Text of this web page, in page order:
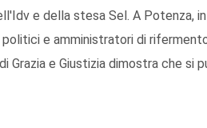
e della stesa Sel. A Potenza,
e amministratori di
e Giustizia dimostra che si